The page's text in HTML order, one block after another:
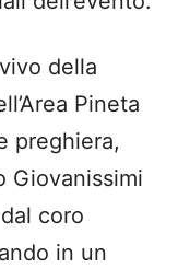
della
Pineta
preghiera,
Giovanissimi
coro
in un